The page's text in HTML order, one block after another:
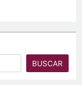
BUSCAR